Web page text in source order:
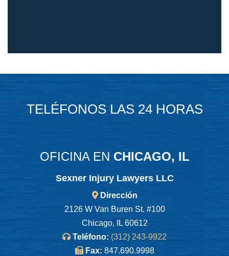
TELÉFONOS LAS 24 HORAS
OFICINA EN CHICAGO, IL
Sexner Injury Lawyers LLC
Dirección
2126 W Van Buren St. #100
Chicago, IL 60612
Teléfono: (312) 243-9922
Fax: 847.690.9998